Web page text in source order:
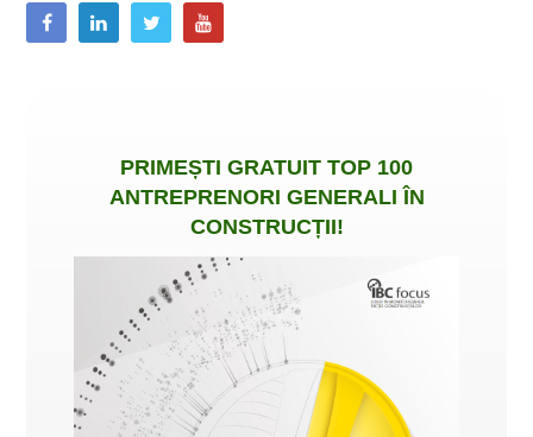
PRIMEȘTI GRATUIT TOP 100
ANTREPRENORI GENERALI ÎN
CONSTRUCȚII!